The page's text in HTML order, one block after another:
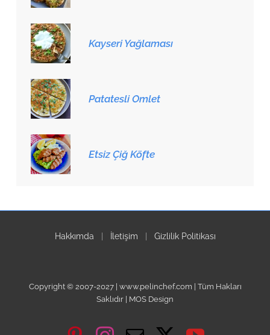
Kayseri Yağlaması
Patatesli Omlet
Etsiz Çiğ Köfte
Hakkımda İletişim Gizlilik Politikası
Copyright © 2007-2027 | www.pelinchef.com | Tüm Hakları
Saklıdır | MOS Design